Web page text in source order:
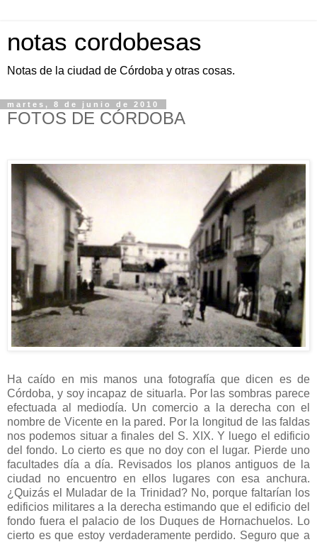
notas cordobesas
Notas de la ciudad de Córdoba y otras cosas.
martes, 8 de junio de 2010
FOTOS DE CÓRDOBA
Ha caído en mis manos una fotografía que dicen es de
Córdoba, y soy incapaz de situarla. Por las sombras parece
efectuada al mediodía. Un comercio a la derecha con el
nombre de Vicente en la pared. Por la longitud de las faldas
nos podemos situar a finales del S. XIX. Y luego el edificio
del fondo. Lo cierto es que no doy con el lugar. Pierde uno
facultades día a día. Revisados los planos antiguos de la
ciudad no encuentro en ellos lugares con esa anchura.
¿Quizás el Muladar de la Trinidad? No, porque faltarían los
edificios militares a la derecha estimando que el edificio del
fondo fuera el palacio de los Duques de Hornachuelos. Lo
cierto es que estoy verdaderamente perdido. Seguro que a